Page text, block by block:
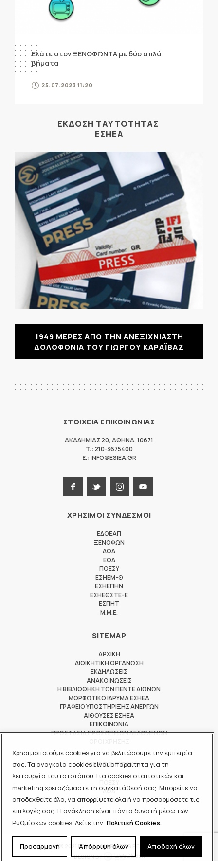
Χρησιμοποιούμε cookies για να βελτιώσουμε την εμπειρία
σας. Τα αναγκαία cookies είναι απαραίτητα για τη
λειτουργία του ιστοτόπου. Για cookies στατιστικών και
marketing χρειαζόμαστε τη συγκατάθεσή σας. Μπορείτε να
αποδεχθείτε όλα, να απορρίψετε όλα ή να προσαρμόσετε τις
επιλογές σας. Η ανάκληση είναι πάντα δυνατή μέσω των
Ρυθμίσεων cookies. Δείτε την Πολιτική Cookies.
Προσαρμογή Απόρριψη όλων Αποδοχή όλων
Ελάτε στον ΞΕΝΟΦΩΝΤΑ με δύο απλά
βήματα
25.07.2023 11:20
ΕΚΔΟΣΗ ΤΑΥΤΟΤΗΤΑΣ
ΕΣΗΕΑ
1949 ΜΕΡΕΣ ΑΠΟ ΤΗΝ ΑΝΕΞΙΧΝΙΑΣΤΗ
ΔΟΛΟΦΟΝΙΑ ΤΟΥ ΓΙΩΡΓΟΥ ΚΑΡΑΪΒΑΖ
ΣΤΟΙΧΕΙΑ ΕΠΙΚΟΙΝΩΝΙΑΣ
ΑΚΑΔΗΜΙΑΣ 20, ΑΘΗΝΑ, 10671
T.: 210-3675400
E.:INFO@ESIEA.GR
ΧΡΗΣΙΜΟΙ ΣΥΝΔΕΣΜΟΙ
ΕΔΟΕΑΠ
ΞΕΝΟΦΩΝ
ΔΟΔ
ΕΟΔ
ΠΟΕΣΥ
ΕΣΗΕΜ-Θ
ΕΣΗΕΠΗΝ
ΕΣΗΕΘΣΤΕ-Ε
ΕΣΠΗΤ
M.M.E.
SITEMAP
ΑΡΧΙΚΗ
ΔΙΟΙΚΗΤΙΚΗ ΟΡΓΑΝΩΣΗ
ΕΚΔΗΛΩΣΕΙΣ
ΑΝΑΚΟΙΝΩΣΕΙΣ
Η ΒΙΒΛΙΟΘΗΚΗ ΤΩΝ ΠΕΝΤΕ ΑΙΩΝΩΝ
ΜΟΡΦΩΤΙΚΟ ΙΔΡΥΜΑ ΕΣΗΕΑ
ΓΡΑΦΕΙΟ ΥΠΟΣΤΗΡΙΞΗΣ ΑΝΕΡΓΩΝ
ΑΙΘΟΥΣΕΣ ΕΣΗΕΑ
ΕΠΙΚΟΙΝΩΝΙΑ
ΠΡΟΣΤΑΣΙΑ ΠΡΟΣΩΠΙΚΩΝ ΔΕΔΟΜΕΝΩΝ
ΜΕΛΟΣ ΤΩΝ
ΔΟΔ
ΕΟΔ
© 2021 ΕΣΗΕΑ - ALL RIGHTS RESERVED
DESIGN BY